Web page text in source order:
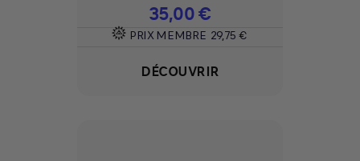
Prix
35,00 €
PRIX MEMBRE 29,75 €
DÉCOUVRIR